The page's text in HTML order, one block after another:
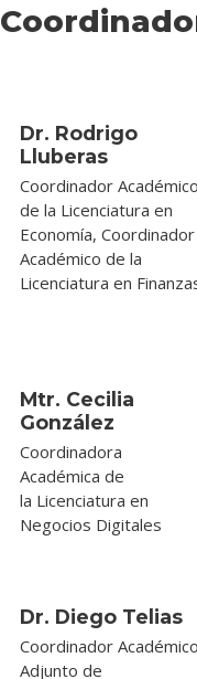
Dr. Rodrigo
Lluberas
Coordinador Académico
de la Licenciatura en
Economía, Coordinador
Académico de la
Licenciatura en
Mtr. Cecilia
González
Coordinadora
Académica de
la Licenciatura en
Negocios Digitales
Dr. Diego Telias
Coordinador Académico
Adjunto de